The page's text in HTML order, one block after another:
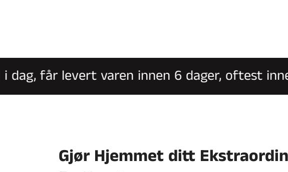
får levert varen innen 6 dager, oftest innen
Gjør Hjemmet ditt